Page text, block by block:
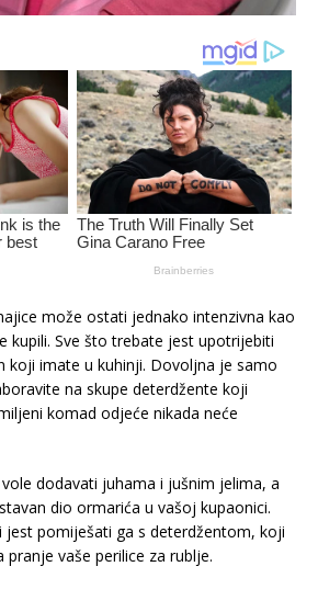
može ostati jednako intenzivna kao
kupili. Sve što trebate jest upotrijebiti
koji imate u kuhinji. Dovoljna je samo
na skupe deterdžente koji
komad odjeće nikada neće
dodavati juhama i jušnim jelima, a
dio ormarića u vašoj kupaonici.
jest pomiješati ga s deterdžentom, koji
vaše perilice za rublje.